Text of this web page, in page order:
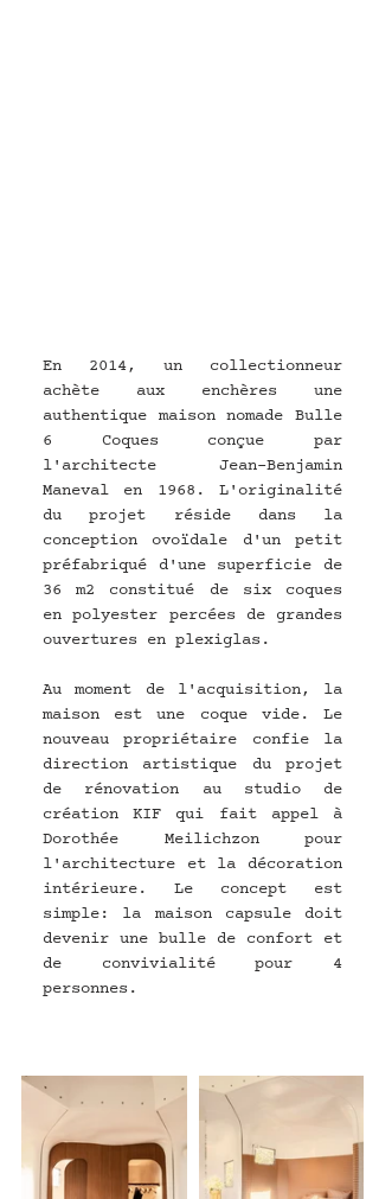
En 2014, un collectionneur
achète aux enchères une
authentique maison nomade Bulle
6 Coques conçue par
l'architecte Jean-Benjamin
Maneval en 1968. L'originalité
du projet réside dans la
conception ovoïdale d'un petit
préfabriqué d'une superficie de
36 m2 constitué de six coques
en polyester percées de grandes
ouvertures en plexiglas.
Au moment de l'acquisition, la
maison est une coque vide. Le
nouveau propriétaire confie la
direction artistique du projet
de rénovation au studio de
création KIF qui fait appel à
Dorothée Meilichzon pour
l'architecture et la décoration
intérieure. Le concept est
simple: la maison capsule doit
devenir une bulle de confort et
de convivialité pour 4
personnes.